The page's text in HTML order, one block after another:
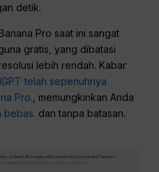
detik.
Pro saat ini sangat
gratis, yang dibatasi
lebih rendah. Kabar
telah sepenuhnya
Pro. , memungkinkan Anda
bebas. dan tanpa batasan.